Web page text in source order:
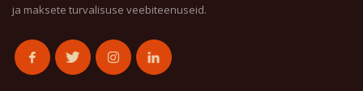
ja maksete turvalisuse veebiteenuseid.